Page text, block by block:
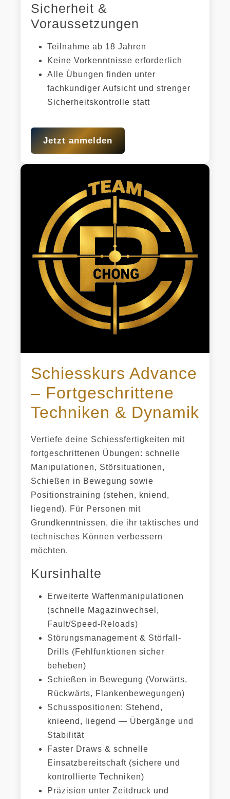
Sicherheit &
Voraussetzungen
Teilnahme ab 18 Jahren
Keine Vorkenntnisse erforderlich
Alle Übungen finden unter
fachkundiger Aufsicht und strenger
Sicherheitskontrolle statt
Jetzt anmelden
Schiesskurs Advance
– Fortgeschrittene
Techniken & Dynamik
Vertiefe deine Schiessfertigkeiten mit
fortgeschrittenen Übungen: schnelle
Manipulationen, Störsituationen,
Schießen in Bewegung sowie
Positionstraining (stehen, kniend,
liegend). Für Personen mit
Grundkenntnissen, die ihr taktisches und
technisches Können verbessern
möchten.
Kursinhalte
Erweiterte Waffenmanipulationen
(schnelle Magazinwechsel,
Fault/Speed-Reloads)
Störungsmanagement & Störfall-
Drills (Fehlfunktionen sicher
beheben)
Schießen in Bewegung (Vorwärts,
Rückwärts, Flankenbewegungen)
Schusspositionen: Stehend,
knieend, liegend — Übergänge und
Stabilität
Faster Draws & schnelle
Einsatzbereitschaft (sichere und
kontrollierte Techniken)
Präzision unter Zeitdruck und